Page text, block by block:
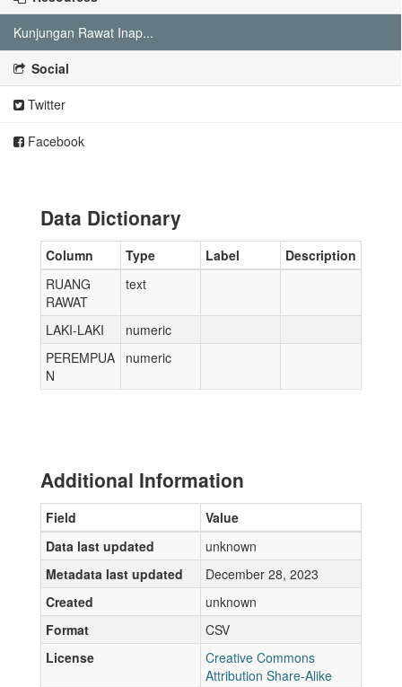
Kunjungan Rawat Inap...
Social
Twitter
Facebook
Data Dictionary
Column Type Label
Description
RUANG
RAWAT
text
LAKI-LAKI
numeric
PEREMPUA
N
numeric
Additional Information
Field
Value
Data last updated
unknown
Metadata last updated
December 28, 2023
Created
unknown
Format
CSV
License
Creative Commons
Attribution Share-Alike